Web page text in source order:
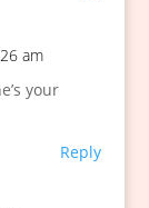
am
your
Reply